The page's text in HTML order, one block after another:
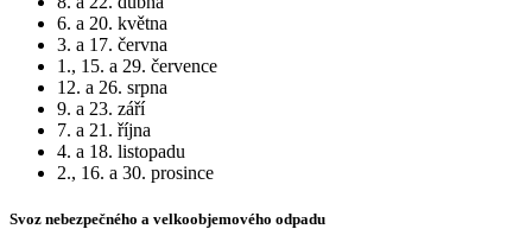
6. a 20. května
3. a 17. června
1., 15. a 29. července
12. a 26. srpna
9. a 23. září
7. a 21. října
4. a 18. listopadu
2., 16. a 30. prosince
Svoz nebezpečného a velkoobjemového odpadu